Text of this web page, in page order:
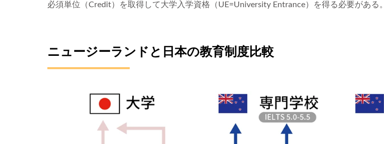
必須単位（Credit）を取得して大学入学資格（UE=University Entrance）を得る必要がある。
ニュージーランドと日本の教育制度比較